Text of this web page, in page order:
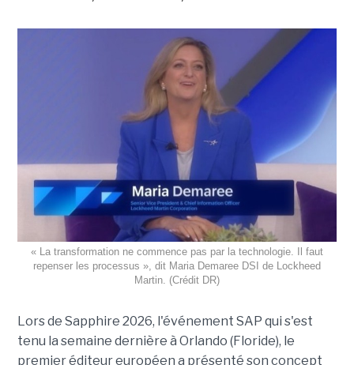
« La transformation ne commence pas par la technologie. Il faut
repenser les processus », dit Maria Demaree DSI de Lockheed
Martin. (Crédit DR)
Lors de Sapphire 2026, l'événement SAP qui s'est
tenu la semaine dernière à Orlando (Floride), le
premier éditeur européen a présenté son concept